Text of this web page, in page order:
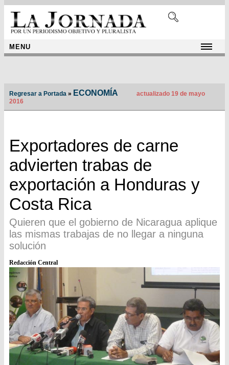
MENU
Regresar a Portada » ECONOMÍA
actualizado 19 de mayo
2016
Exportadores de carne
advierten trabas de
exportación a Honduras y
Costa Rica
Quieren que el gobierno de Nicaragua aplique
las mismas trabajas de no llegar a ninguna
solución
Redacción Central